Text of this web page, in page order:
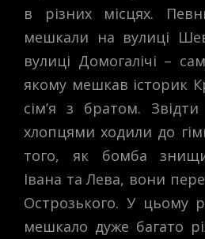
в різних місцях.
мешкали на вулиці
вулиці Домогалічі –
якому мешкав історик
сім’я з братом.
хлопцями ходили до
того, як бомба
Івана та Лева, вони
Острозького. У цьому
мешкало дуже багато